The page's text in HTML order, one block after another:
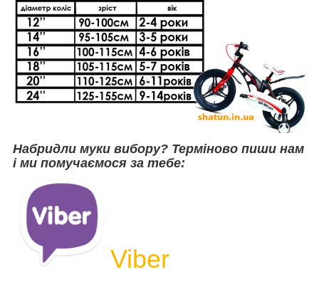
Набридли муки вибору? Терміново пиши нам
і ми помучаємося за тебе:
Viber